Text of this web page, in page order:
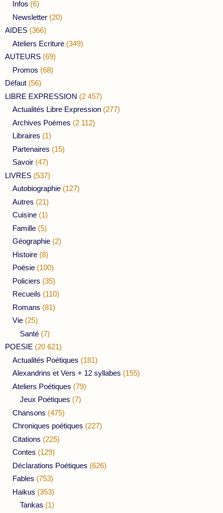
Infos (6)
Newsletter (20)
AIDES (366)
Ateliers Ecriture (349)
AUTEURS (69)
Promos (68)
Défaut (56)
LIBRE EXPRESSION (2 457)
Actualités Libre Expression (277)
Archives Poèmes (2 112)
Libraires (1)
Partenaires (15)
Savoir (47)
LIVRES (537)
Autobiographie (127)
Autres (21)
Cuisine (1)
Famille (5)
Géographie (2)
Histoire (8)
Poésie (100)
Policiers (35)
Recueils (110)
Romans (81)
Vie (25)
Santé (7)
POESIE (20 621)
Actualités Poétiques (181)
Alexandrins et Vers + 12 syllabes (155)
Ateliers Poétiques (79)
Jeux Poétiques (7)
Chansons (475)
Chroniques poétiques (227)
Citations (225)
Contes (129)
Déclarations Poétiques (626)
Fables (753)
Haikus (353)
Tankas (1)